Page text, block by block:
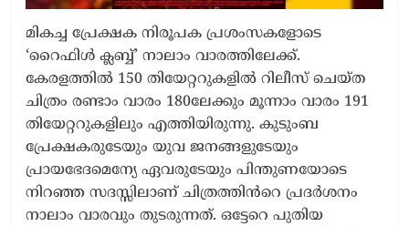
മികച്ച പ്രേക്ഷക നിരൂപക പ്രശംസകളോടെ
‘റൈഫിൾ ക്ലബ്ബ്’ നാലാം വാരത്തിലേക്ക്.
കേരളത്തിൽ 150 തിയേറ്ററുകളിൽ റിലീസ് ചെയ്ത
ചിത്രം രണ്ടാം വാരം 180ലേക്കും മൂന്നാം വാരം 191
തിയേറ്ററുകളിലും എത്തിയിരുന്നു. കുടുംബ
പ്രേക്ഷകരുടേയും യുവ ജനങ്ങളുടേയും
പ്രായഭേദമെന്യേ ഏവരുടേയും പിന്തുണയോടെ
നിറഞ്ഞ സദസ്സിലാണ് ചിത്രത്തിൻറെ പ്രദർശനം
നാലാം വാരവും തുടരുന്നത്. ഒട്ടേറെ പുതിയ